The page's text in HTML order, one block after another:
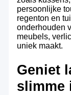
persoonlijke
regenton en
onderhouden
meubels,
uniek maakt.
Geniet
slimme